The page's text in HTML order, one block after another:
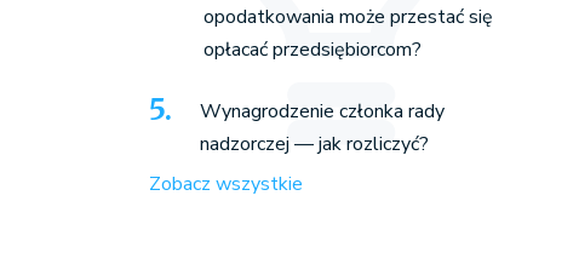
opodatkowania może przestać się
opłacać przedsiębiorcom?
Wynagrodzenie członka rady
nadzorczej — jak rozliczyć?
Zobacz wszystkie